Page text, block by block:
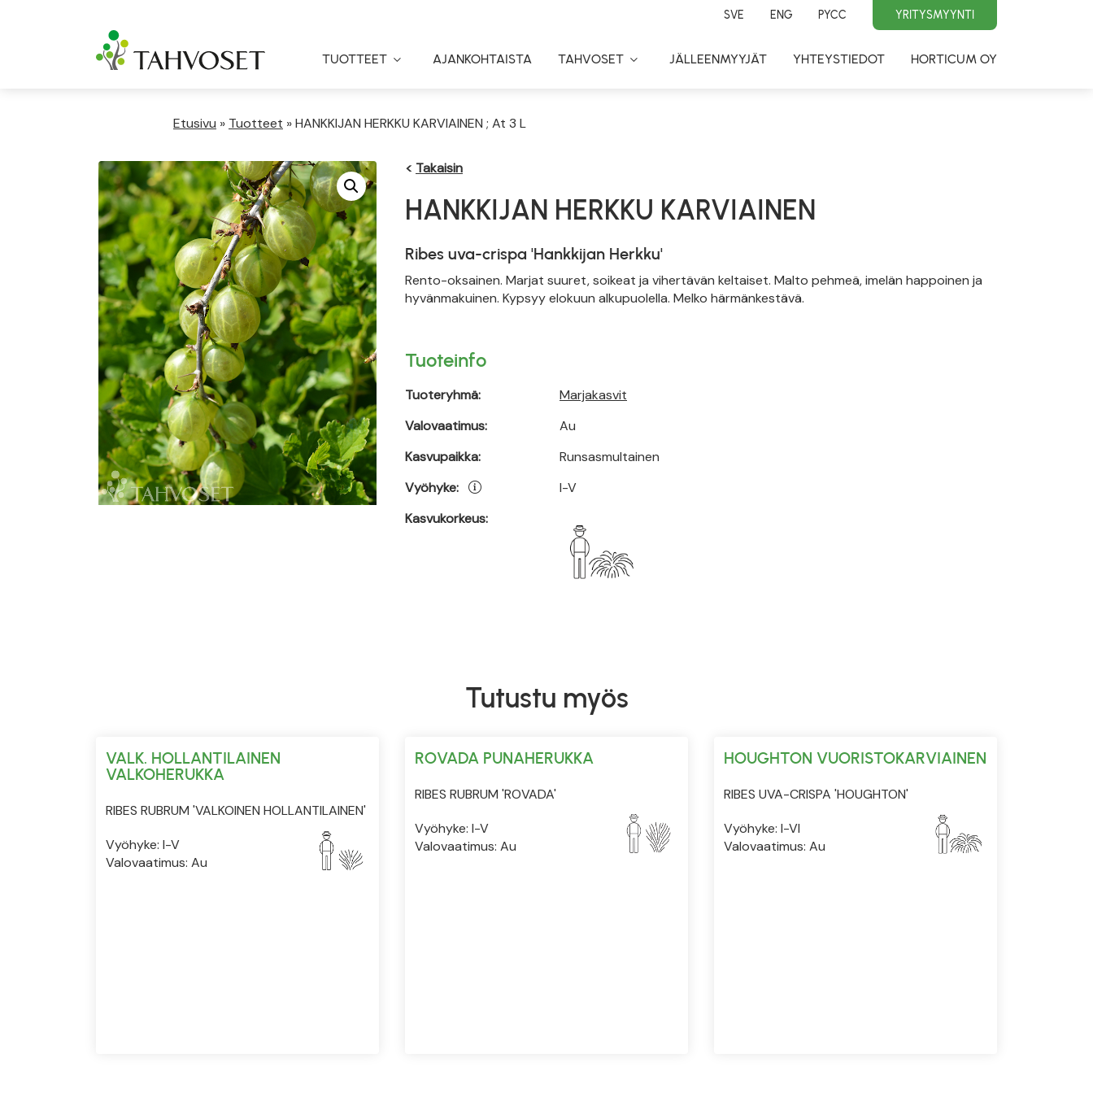
SVE ENG PYCC YRITYSMYYNTI
TUOTTEET
Toggle
AJANKOHTAISTA TAHVOSET
Toggle
JÄLLEENMYYJÄT YHTEYSTIEDOT HORTICUM OY
Etusivu » Tuotteet »HANKKIJAN HERKKU KARVIAINEN ; At 3 L
< Takaisin
HANKKIJAN HERKKU KARVIAINEN
Ribes uva-crispa 'Hankkijan Herkku'
Rento-oksainen. Marjat suuret, soikeat ja vihertävän keltaiset. Malto pehmeä, imelän happoinen ja
hyvänmakuinen. Kypsyy elokuun alkupuolella. Melko härmänkestävä.
Tuoteinfo
Tuoteryhmä:
Valovaatimus:
Kasvupaikka:
Vyöhyke:
Kasvukorkeus:
Marjakasvit
Au
Runsasmultainen
I-V
Tutustu myös
VALK. HOLLANTILAINEN
VALKOHERUKKA
RIBES RUBRUM 'VALKOINEN HOLLANTILAINEN'
Vyöhyke: I-V
Valovaatimus: Au
ROVADA PUNAHERUKKA
RIBES RUBRUM 'ROVADA'
Vyöhyke: I-V
Valovaatimus: Au
HOUGHTON VUORISTOKARVIAINEN
RIBES UVA-CRISPA 'HOUGHTON'
Vyöhyke: I-VI
Valovaatimus: Au